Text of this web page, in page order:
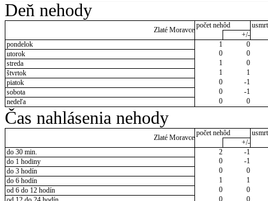
Deň nehody
Zlaté Moravce
počet nehôd
+/-
pondelok
1
0
utorok
0
0
streda
1
0
štvrtok
1
1
piatok
0
-1
sobota
0
-1
nedeľa
0 0
Čas nahlásenia nehody
Zlaté Moravce
počet nehôd
+/-
do 30 min.
2
-1
do 1 hodiny
0
-1
do 3 hodín
0
0
do 6 hodín
1
1
od 6 do 12 hodín
0
0